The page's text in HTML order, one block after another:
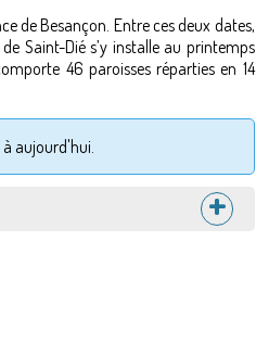
de Besançon. Entre ces deux dates,
Saint-Dié s’y installe au printemps
46 paroisses réparties en 14
aujourd'hui.